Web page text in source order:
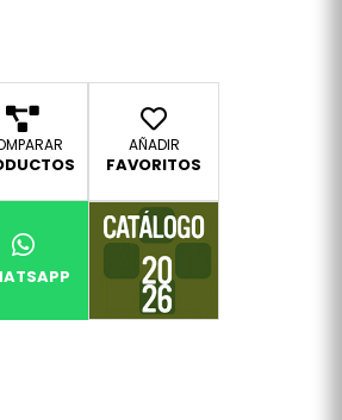
AÑADIR
FAVORITOS